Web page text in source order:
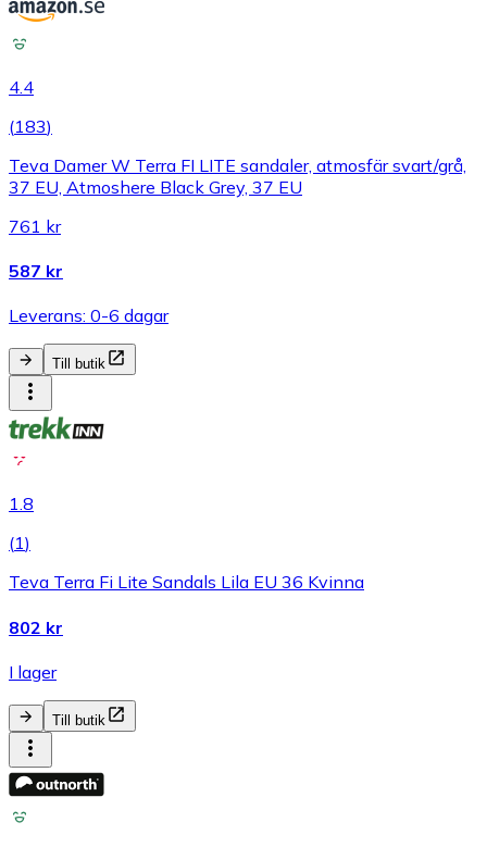
4.4
(183)
Teva Damer W Terra FI LITE sandaler, atmosfär svart/grå,
37 EU, Atmoshere Black Grey, 37 EU
761 kr
587 kr
Leverans: 0-6 dagar
Till butik
1.8
(1)
Teva Terra Fi Lite Sandals Lila EU 36 Kvinna
802 kr
I lager
Till butik